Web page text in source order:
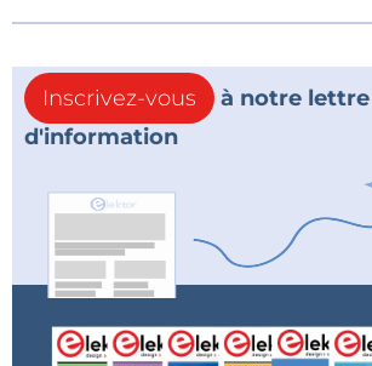
Inscrivez-vous
à notre lettre
d'information